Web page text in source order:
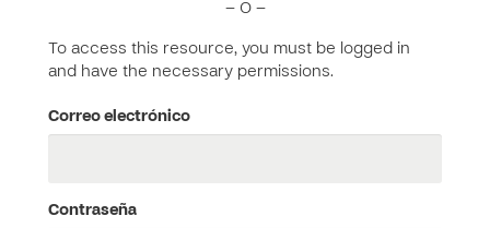
– O –
To access this resource, you must be logged in
and have the necessary permissions.
Correo electrónico
Contraseña